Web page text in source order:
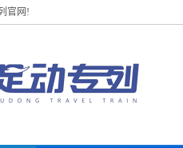
官网!